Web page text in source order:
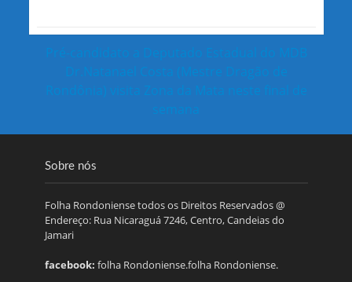
Pré-candidato a Deputado Estadual do MDB
Dr.Natanael Costa (Mestre Dragão de
Rondônia) visita Zona da Mata neste final de
semana
Sobre nós
Folha Rondoniense todos os Direitos Reservados @
Endereço: Rua Nicaraguá 7246, Centro, Candeias do
Jamari
facebook: folha Rondoniense.folha Rondoniense.